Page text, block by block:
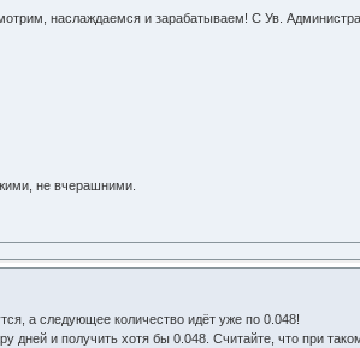
наслаждаемся и зарабатываем! С Ув.
не вчерашними.
а следующее количество идёт уже по 0.048!
дней и получить хотя бы 0.048. Считайте, что при